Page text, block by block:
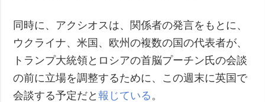
同時に、アクシオスは、関係者の発言をもとに、
ウクライナ、米国、欧州の複数の国の代表者が、
トランプ大統領とロシアの首脳プーチン氏の会談
の前に立場を調整するために、この週末に英国で
会談する予定だと報じている 。